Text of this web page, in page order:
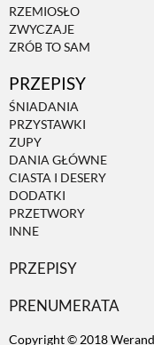
RZEMIOSŁO
ZWYCZAJE
ZRÓB TO SAM
PRZEPISY
ŚNIADANIA
PRZYSTAWKI
ZUPY
DANIA GŁÓWNE
CIASTA I DESERY
DODATKI
PRZETWORY
INNE
PRZEPISY
PRENUMERATA
Copyright © 2018